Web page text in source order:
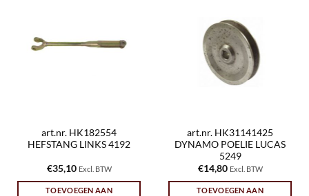
art.nr. HK182554
HEFSTANG LINKS 4192
€35,10 Excl. BTW
TOEVOEGEN AAN
art.nr. HK31141425
DYNAMO POELIE LUCAS
5249
€14,80 Excl. BTW
TOEVOEGEN AAN